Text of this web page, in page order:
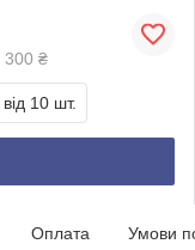
300 ₴
від 10 шт.
Оплата Умови